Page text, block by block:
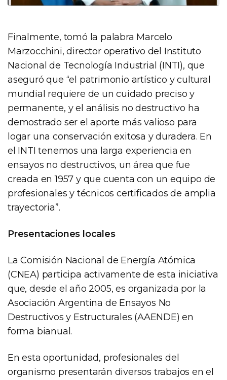
Finalmente, tomó la palabra Marcelo
Marzocchini, director operativo del Instituto
Nacional de Tecnología Industrial (INTI), que
aseguró que “el patrimonio artístico y cultural
mundial requiere de un cuidado preciso y
permanente, y el análisis no destructivo ha
demostrado ser el aporte más valioso para
logar una conservación exitosa y duradera. En
el INTI tenemos una larga experiencia en
ensayos no destructivos, un área que fue
creada en 1957 y que cuenta con un equipo de
profesionales y técnicos certificados de amplia
trayectoria”.
Presentaciones locales
La Comisión Nacional de Energía Atómica
(CNEA) participa activamente de esta iniciativa
que, desde el año 2005, es organizada por la
Asociación Argentina de Ensayos No
Destructivos y Estructurales (AAENDE) en
forma bianual.
En esta oportunidad, profesionales del
organismo presentarán diversos trabajos en el